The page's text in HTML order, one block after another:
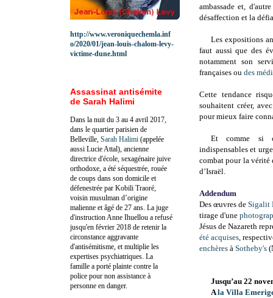
ambassade et,
désaffection et la
Les expositions
faut aussi que des
notamment son
françaises ou des
Cette tendance
souhaitent créer,
pour mieux faire
Et comme si
indispensables et
combat pour la vérité
d’Israël.
Addendum
Des œuvres de Sigalit
tirage d'une
Jésus de Nazareth
été acquises,
enchères à Sotheby's
Jusqu’au 22
Ala Villa
http://www.veroniquechemla.inf
o/2020/01/jean-louis-chalom-levy-
victime-dune.html
Assassinat antisémite
de Sarah Halimi
Dans la nuit du 3 au 4 avril 2017,
dans le quartier parisien de
Belleville, Sarah Halimi (appelée
aussi Lucie Attal), ancienne
directrice d'école, sexagénaire juive
orthodoxe, a été séquestrée, rouée
de coups dans son domicile et
défenestrée par Kobili Traoré,
voisin musulman d’origine
malienne et âgé de 27 ans. La juge
d'instruction Anne Ihuellou a refusé
jusqu'en février 2018 de retenir la
circonstance aggravante
d'antisémitisme, et multiplie les
expertises psychiatriques. La
famille a porté plainte contre la
police pour non assistance à
personne en danger.